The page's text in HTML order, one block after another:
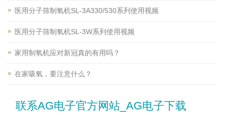
医用分子筛制氧机SL-3A330/530系列使用视频
医用分子筛制氧机SL-3W系列使用视频
家用制氧机应对新冠真的有用吗？
在家吸氧，要注意什么？
联系AG电子官方网站_AG电子下载